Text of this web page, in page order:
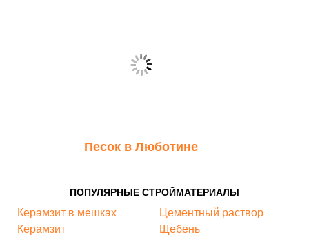
Песок в Люботине
ПОПУЛЯРНЫЕ СТРОЙМАТЕРИАЛЫ
Керамзит в мешках
Керамзит
Цементный раствор
Щебень